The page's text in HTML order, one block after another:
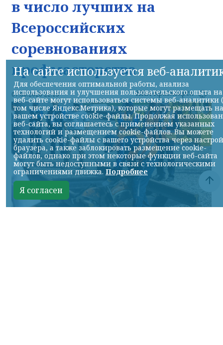
в число лучших на
Всероссийских
соревнованиях
профмастерства
07.08.2026 22:13 НИА-Красноярск
На сайте используется веб-
Для обеспечения оптимальной работы, анализа
использования и улучшения пользовательского опыта на
веб-сайте могут использоваться системы веб-аналитики
том числе Яндекс.Метрика), которые могут размещать на
вашем устройстве cookie-файлы. Продолжая
веб-сайта, вы соглашаетесь с применением указанных
технологий и размещением cookie-файлов. Вы можете
удалить cookie-файлы с вашего устройства через
браузера, а также заблокировать размещение cookie-
файлов, однако при этом некоторые функции веб-сайта
могут быть недоступными в связи с технологическими
ограничениями движка. Подробнее
Я согласен